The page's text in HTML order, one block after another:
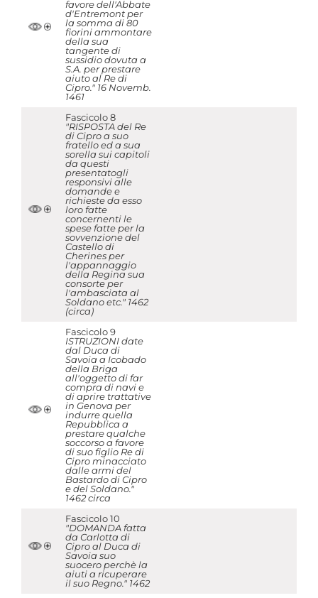
favore dell'Abbate
d'Entremont per
la somma di 80
fiorini ammontare
della sua
tangente di
sussidio dovuta a
S.A. per prestare
aiuto al Re di
Cipro." 16 Novemb.
1461
Fascicolo 8
"RISPOSTA del Re
di Cipro a suo
fratello ed a sua
sorella sui capitoli
da questi
presentatogli
responsivi alle
domande e
richieste da esso
loro fatte
concernenti le
spese fatte per la
sovvenzione del
Castello di
Cherines per
l'appannaggio
della Regina sua
consorte per
l'ambasciata al
Soldano etc." 1462
(circa)
Fascicolo 9
ISTRUZIONI date
dal Duca di
Savoia a Icobado
della Briga
all'oggetto di far
compra di navi e
di aprire trattative
in Genova per
indurre quella
Repubblica a
prestare qualche
soccorso a favore
di suo figlio Re di
Cipro minacciato
dalle armi del
Bastardo di Cipro
e del Soldano."
1462 circa
Fascicolo 10
"DOMANDA fatta
da Carlotta di
Cipro al Duca di
Savoia suo
suocero perchè la
aiuti a ricuperare
il suo Regno." 1462